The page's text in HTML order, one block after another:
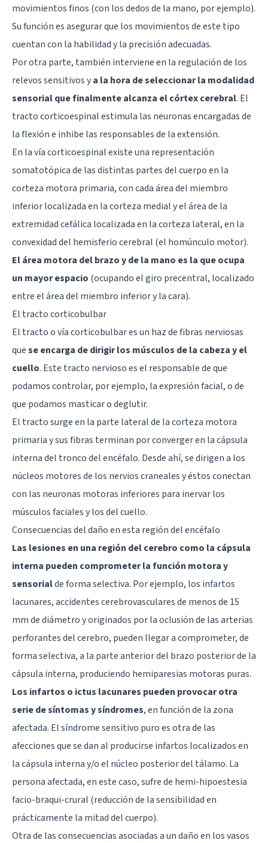
movimientos finos (con los dedos de la mano, por ejemplo).
Su función es asegurar que los movimientos de este tipo
cuentan con la habilidad y la precisión adecuadas.
Por otra parte, también interviene en la regulación de los
relevos sensitivos ya la hora de seleccionar la modalidad
sensorial que finalmente alcanza el córtex cerebral. El
tracto corticoespinal estimula las neuronas encargadas de
la flexión e inhibe las responsables de la extensión.
En la vía corticoespinal existe una representación
somatotópica de las distintas partes del cuerpo en la
corteza motora primaria, con cada área del miembro
inferior localizada en la corteza medial y el área de la
extremidad cefálica localizada en la corteza lateral, en la
convexidad del hemisferio cerebral (el homúnculo motor).
El área motora del brazo y de la mano es la que ocupa
un mayor espacio (ocupando el giro precentral, localizado
entre el área del miembro inferior y la cara).
El tracto corticobulbar
El tracto o vía corticobulbar es un haz de fibras nerviosas
quese encarga de dirigir los músculos de la cabeza y el
cuello. Este tracto nervioso es el responsable de que
podamos controlar, por ejemplo, la expresión facial, o de
que podamos masticar o deglutir.
El tracto surge en la parte lateral de la corteza motora
primaria y sus fibras terminan por converger en la cápsula
interna del tronco del encéfalo. Desde ahí, se dirigen a los
núcleos motores de los nervios craneales y éstos conectan
con las neuronas motoras inferiores para inervar los
músculos faciales y los del cuello.
Consecuencias del daño en esta región del encéfalo
Las lesiones en una región del cerebro como la cápsula
interna pueden comprometer la función motora y
sensorialde forma selectiva. Por ejemplo, los infartos
lacunares, accidentes cerebrovasculares de menos de 15
mm de diámetro y originados por la oclusión de las arterias
perforantes del cerebro, pueden llegar a comprometer, de
forma selectiva, a la parte anterior del brazo posterior de la
cápsula interna, produciendo hemiparesias motoras puras.
Los infartos o ictus lacunares pueden provocar otra
serie de síntomas y síndromes, en función de la zona
afectada. El síndrome sensitivo puro es otra de las
afecciones que se dan al producirse infartos localizados en
la cápsula interna y/o el núcleo posterior del tálamo. La
persona afectada, en este caso, sufre de hemi-hipoestesia
facio-braqui-crural (reducción de la sensibilidad en
prácticamente la mitad del cuerpo).
Otra de las consecuencias asociadas a un daño en los vasos